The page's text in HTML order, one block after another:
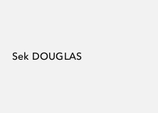
Sek DOUGLAS